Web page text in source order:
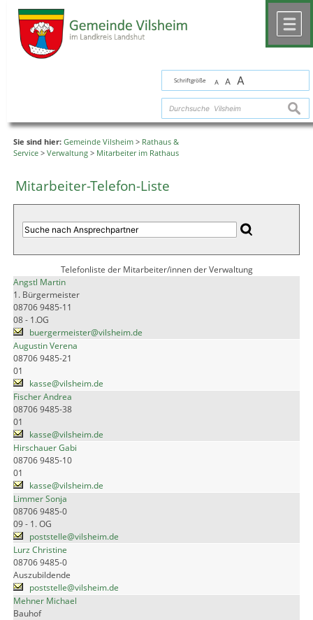
Schriftgröße A A A
Sie sind hier: Gemeinde Vilsheim > Rathaus &
Service > Verwaltung > Mitarbeiter im Rathaus
Mitarbeiter-Telefon-Liste
Telefonliste der Mitarbeiter/innen der Verwaltung
Angstl Martin
1. Bürgermeister
08706 9485-11
08 - 1.OG
buergermeister@vilsheim.de
Augustin Verena
08706 9485-21
01
kasse@vilsheim.de
Fischer Andrea
08706 9485-38
01
kasse@vilsheim.de
Hirschauer Gabi
08706 9485-10
01
kasse@vilsheim.de
Limmer Sonja
08706 9485-0
09 - 1. OG
poststelle@vilsheim.de
Lurz Christine
08706 9485-0
Auszubildende
poststelle@vilsheim.de
Mehner Michael
Bauhof